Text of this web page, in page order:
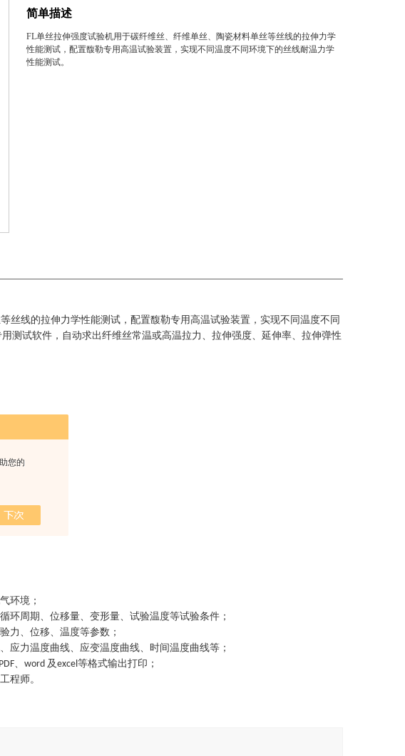
您的
简单描述
FL单丝拉伸强度试验机用于碳纤维丝、纤维单丝、陶瓷材料单丝等丝线的拉伸力学
性能测试，配置馥勒专用高温试验装置，实现不同温度不同环境下的丝线耐温力学
性能测试。
丝线的拉伸力学性能测试，配置馥勒专用高温试验装置，实现不同温度不同
测试软件，自动求出纤维丝常温或高温拉力、拉伸强度、延伸率、拉伸弹性
环境；
环周期、位移量、变形量、试验温度等试验条件；
力、位移、温度等参数；
应力温度曲线、应变温度曲线、时间温度曲线等；
PDF、 word 及excel等格式输出打印 ；
程师。